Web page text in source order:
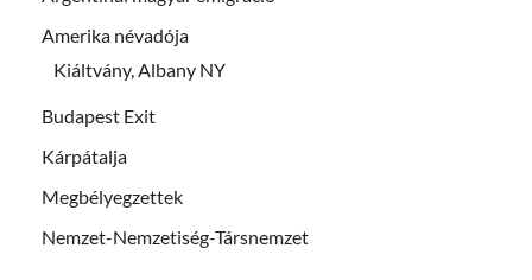
Amerika névadója
Kiáltvány, Albany NY
Budapest Exit
Kárpátalja
Megbélyegzettek
Nemzet-Nemzetiség-Társnemzet